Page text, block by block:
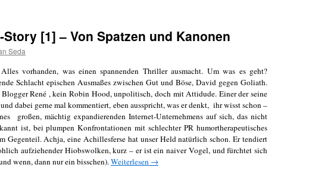
[1] – Von Spatzen und Kanonen
Seda
vorhanden, was einen spannenden Thriller ausmacht. Um was es geht?
Schlacht epischen Ausmaßes zwischen Gut und Böse, David gegen Goliath.
René , kein Robin Hood, unpolitisch, doch mit Attidude. Einer der seine
dabei gerne mal kommentiert, eben ausspricht, was er denkt, ihr wisst schon –
großen, mächtig expandierenden Internet-Unternehmens auf sich, das nicht
ist, bei plumpen Konfrontationen mit schlechter PR humortherapeutisches
Gegenteil. Achja, eine Achillesferse hat unser Held natürlich schon. Er tendiert
aufziehender Hiobswolken, kurz – er ist ein naiver Vogel, und fürchtet sich
wenn, dann nur ein bisschen).Weiterlesen →